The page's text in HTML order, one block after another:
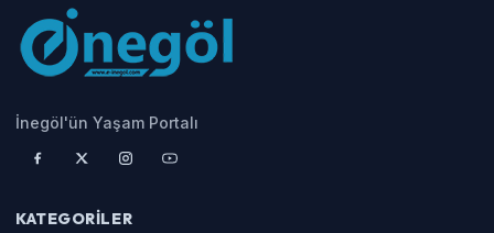
İnegöl'ün Yaşam Portalı
KATEGORILER